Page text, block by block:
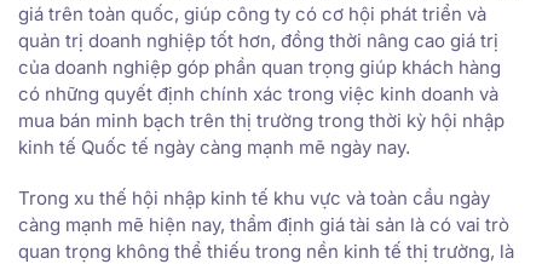
giá trên toàn quốc, giúp công ty có cơ hội phát triển và
quản trị doanh nghiệp tốt hơn, đồng thời nâng cao giá trị
của doanh nghiệp góp phần quan trọng giúp khách hàng
có những quyết định chính xác trong việc kinh doanh và
mua bán minh bạch trên thị trường trong thời kỳ hội nhập
kinh tế Quốc tế ngày càng mạnh mẽ ngày nay.
Trong xu thế hội nhập kinh tế khu vực và toàn cầu ngày
càng mạnh mẽ hiện nay, thẩm định giá tài sản là có vai trò
quan trọng không thể thiếu trong nền kinh tế thị trường, là